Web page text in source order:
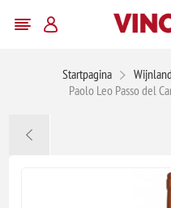
Startpagina
Paolo Leo Passo del